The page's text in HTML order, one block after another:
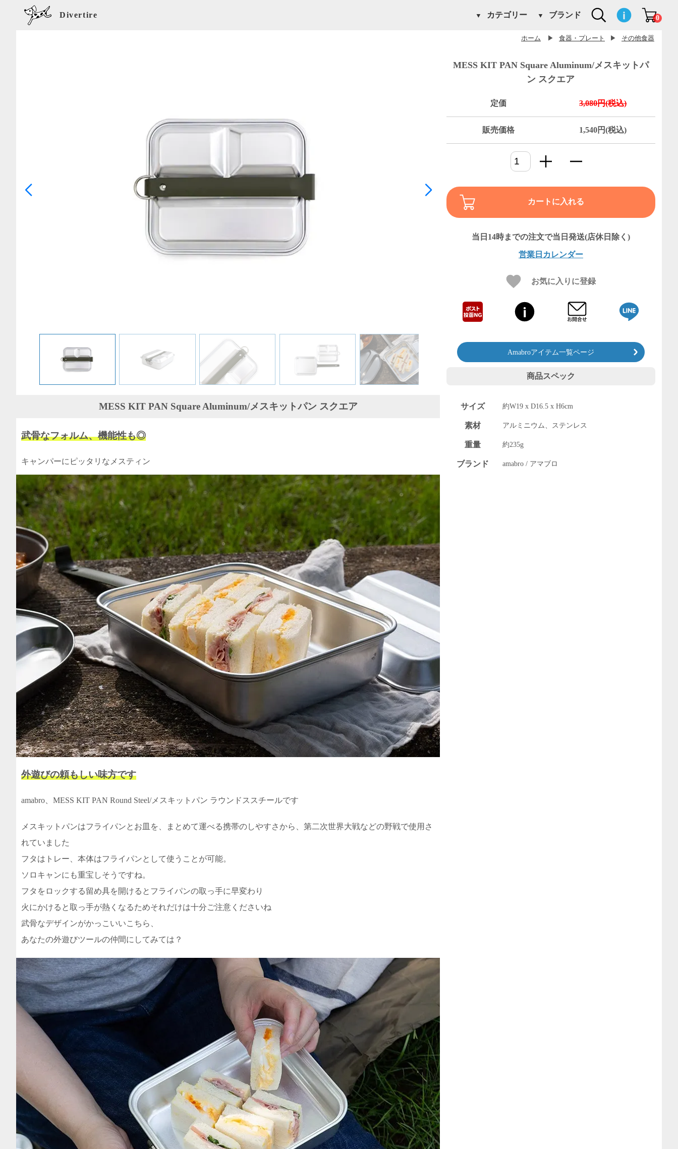
Divertire カテゴリー ブランド 0
ホーム ▶ 食器・プレート ▶ その他食器
MESS KIT PAN Square Aluminum/メスキットパ
ン スクエア
定価 3,080円(税込)
販売価格 1,540円(税込)
カートに入れる
営業日カレンダー
お気に入りに登録
MESS KIT PAN Square Aluminum/メスキットパン スクエア
武骨なフォルム、機能性も◎
キャンパーにピッタリなメスティン
外遊びの頼もしい味方です
amabro、MESS KIT PAN Round Steel/メスキットパン ラウンドススチールです
メスキットパンはフライパンとお皿を、まとめて運べる携帯のしやすさから、第二次世界大戦などの野戦で使用さ
れていました
フタはトレー、本体はフライパンとして使うことが可能。
ソロキャンにも重宝しそうですね。
フタをロックする留め具を開けるとフライパンの取っ手に早変わり
火にかけると取っ手が熱くなるためそれだけは十分ご注意くださいね
武骨なデザインがかっこいいこちら、
あなたの外遊びツールの仲間にしてみては？
Amabroアイテム一覧ページ
商品スペック
サイズ 約W19 x D16.5 x H6cm
素材 アルミニウム、ステンレス
重量 約235g
ブランド amabro / アマブロ